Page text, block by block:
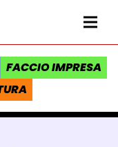
Toscana
FACCIO IMPRESA